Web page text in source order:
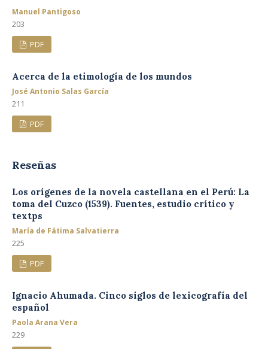
Manuel Pantigoso
203
PDF
Acerca de la etimología de los mundos
José Antonio Salas García
211
PDF
Reseñas
Los orígenes de la novela castellana en el Perú: La
toma del Cuzco (1539). Fuentes, estudio crítico y
textps
María de Fátima Salvatierra
225
PDF
Ignacio Ahumada. Cinco siglos de lexicografía del
español
Paola Arana Vera
229